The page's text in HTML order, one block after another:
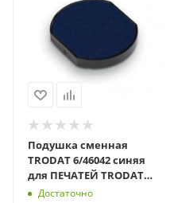
Подушка сменная
TRODAT 6/46042 синяя
для ПЕЧАТЕЙ TRODAT
IDEAL 46042 ДИАМЕТРОМ
Достаточно